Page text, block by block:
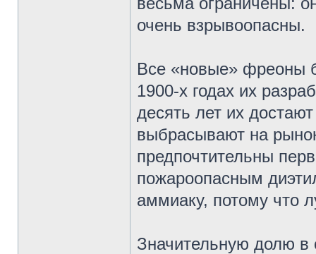
очень взрывоопасны.
Все «новые» фреоны
1900-х годах их
десять лет их
выбрасывают на
предпочтительны
пожароопасным
аммиаку, потому что
Значительную долю в